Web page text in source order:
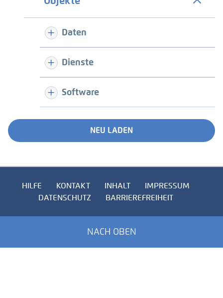
Daten
Dienste
Software
NEU LADEN
HILFE KONTAKT INHALT
IMPRESSUM
DATENSCHUTZ
BARRIEREFREIHEIT
NACH OBEN